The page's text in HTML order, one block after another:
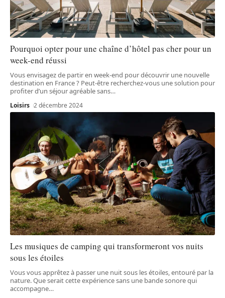
Pourquoi opter pour une chaîne d’hôtel pas cher pour un
week-end réussi
Vous envisagez de partir en week-end pour découvrir une nouvelle
destination en France ? Peut-être recherchez-vous une solution pour
profiter d’un séjour agréable sans…
Loisirs 2 décembre 2024
Les musiques de camping qui transformeront vos nuits
sous les étoiles
Vous vous apprêtez à passer une nuit sous les étoiles, entouré par la
nature. Que serait cette expérience sans une bande sonore qui
accompagne…